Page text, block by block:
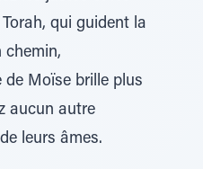
qui guident la
chemin,
de Moïse brille plus
aucun autre
leurs âmes.